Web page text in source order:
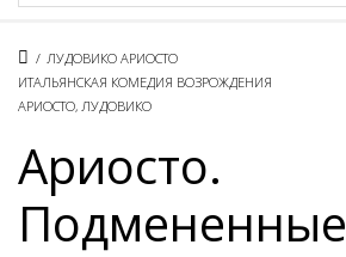
/ ЛУДОВИКО АРИОСТО
ИТАЛЬЯНСКАЯ КОМЕДИЯ ВОЗРОЖДЕНИЯ
АРИОСТО, ЛУДОВИКО
Ариосто.
Подмененные